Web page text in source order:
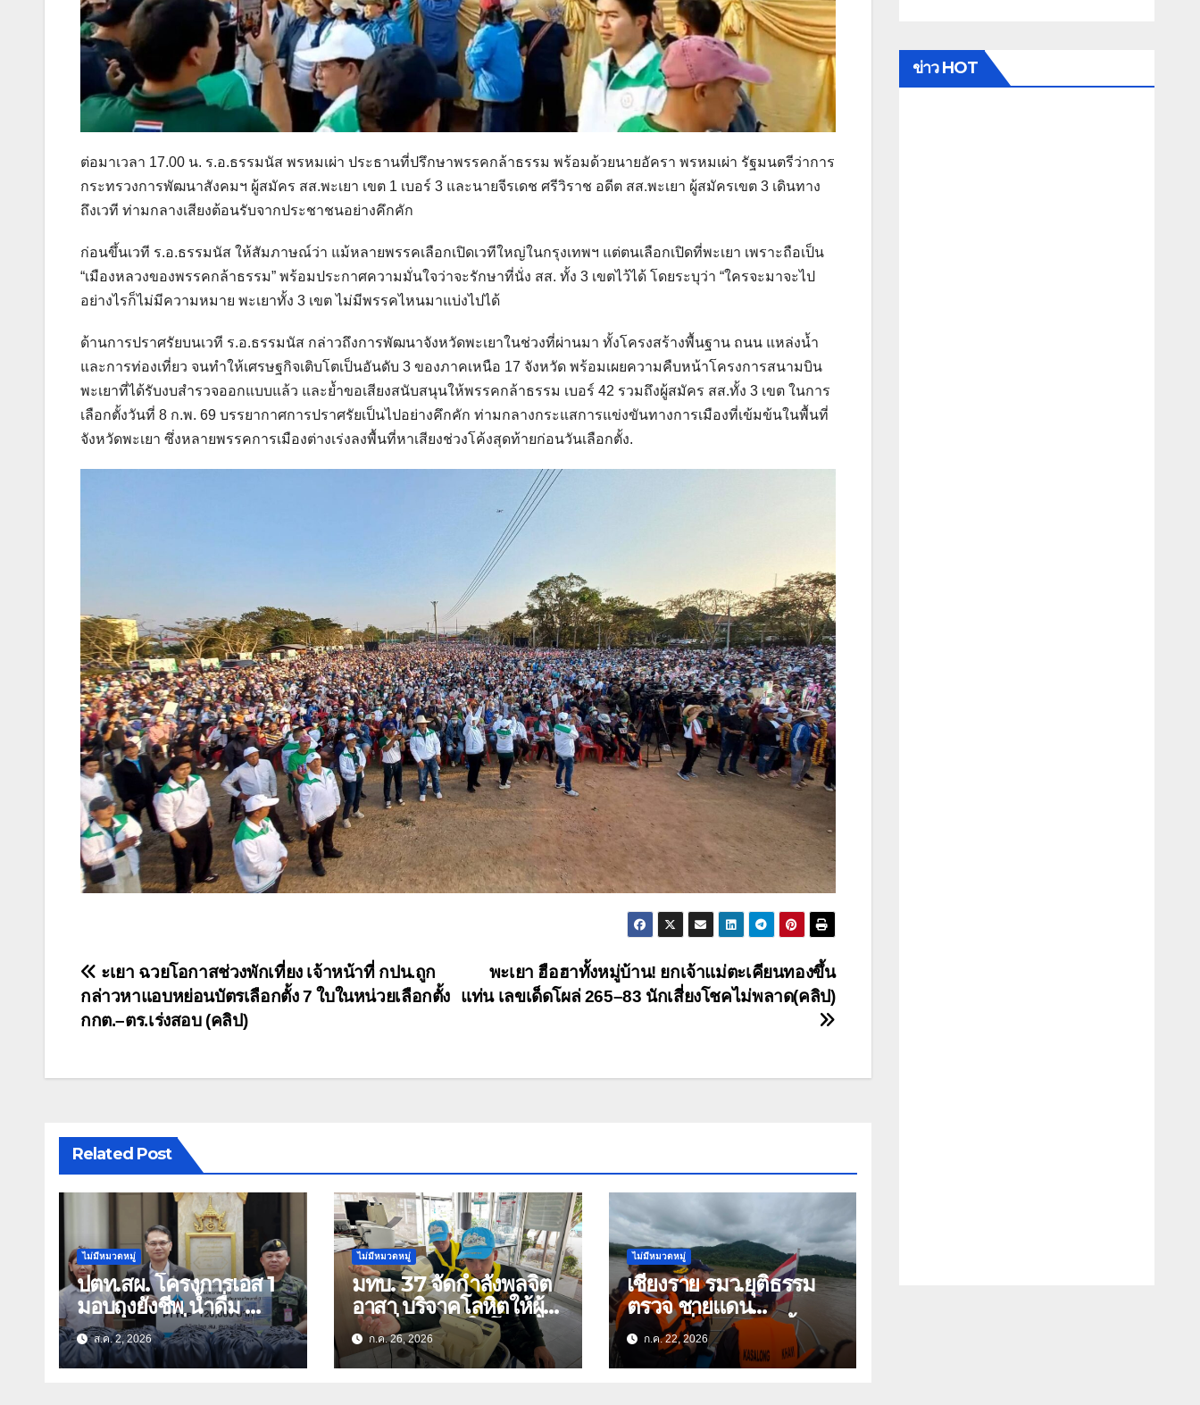
ต่อมาเวลา 17.00 น. ร.อ.ธรรมนัส พรหมเผ่า ประธานที่ปรึกษาพรรคกล้าธรรม พร้อมด้วยนายอัครา พรหมเผ่า รัฐมนตรีว่าการ
กระทรวงการพัฒนาสังคมฯ ผู้สมัคร สส.พะเยา เขต 1 เบอร์ 3 และนายจีรเดช ศรีวิราช อดีต สส.พะเยา ผู้สมัครเขต 3 เดินทาง
ถึงเวที ท่ามกลางเสียงต้อนรับจากประชาชนอย่างคึกคัก
ก่อนขึ้นเวที ร.อ.ธรรมนัส ให้สัมภาษณ์ว่า แม้หลายพรรคเลือกเปิดเวทีใหญ่ในกรุงเทพฯ แต่ตนเลือกเปิดที่พะเยา เพราะถือเป็น
“เมืองหลวงของพรรคกล้าธรรม” พร้อมประกาศความมั่นใจว่าจะรักษาที่นั่ง สส. ทั้ง 3 เขตไว้ได้ โดยระบุว่า “ใครจะมาจะไป
อย่างไรก็ไม่มีความหมาย พะเยาทั้ง 3 เขต ไม่มีพรรคไหนมาแบ่งไปได้
ด้านการปราศรัยบนเวที ร.อ.ธรรมนัส กล่าวถึงการพัฒนาจังหวัดพะเยาในช่วงที่ผ่านมา ทั้งโครงสร้างพื้นฐาน ถนน แหล่งน้ำ
และการท่องเที่ยว จนทำให้เศรษฐกิจเติบโตเป็นอันดับ 3 ของภาคเหนือ 17 จังหวัด พร้อมเผยความคืบหน้าโครงการสนามบิน
พะเยาที่ได้รับงบสำรวจออกแบบแล้ว และย้ำขอเสียงสนับสนุนให้พรรคกล้าธรรม เบอร์ 42 รวมถึงผู้สมัคร สส.ทั้ง 3 เขต ในการ
เลือกตั้งวันที่ 8 ก.พ. 69 บรรยากาศการปราศรัยเป็นไปอย่างคึกคัก ท่ามกลางกระแสการแข่งขันทางการเมืองที่เข้มข้นในพื้นที่
จังหวัดพะเยา ซึ่งหลายพรรคการเมืองต่างเร่งลงพื้นที่หาเสียงช่วงโค้งสุดท้ายก่อนวันเลือกตั้ง.
แนะแนว
เรื่อง
พะเยา ฮือฮาทั้งหมู่บ้าน! ยกเจ้าแม่ตะเคียนทองขึ้น
แท่น เลขเด็ดโผล่ 265–83 นักเสี่ยงโชคไม่พลาด(คลิป)
ะเยา ฉวยโอกาสช่วงพักเที่ยง เจ้าหน้าที่ กปน.ถูก
กล่าวหาแอบหย่อนบัตรเลือกตั้ง 7 ใบในหน่วยเลือกตั้ง
กกต.–ตร.เร่งสอบ (คลิป)
Related Post
ไม่มีหมวดหมู่
ปตท.สผ. โครงการเอส 1
มอบถุงยังชีพ น้ำดื่ม
กองทัพภาคที่ 3 มูลค่า
1.6 ล้านบาท
ส.ค. 2, 2026
ไม่มีหมวดหมู่
มทบ. 37 จัดกำลังพลจิต
อาสา บริจาคโลหิตให้ผู้
ป่วยที่ต้องการใช้โลหิต
อย่างเร่งด่วน เนื่องใน
โอกาสวันเฉลิม
ก.ค. 26, 2026
ไม่มีหมวดหมู่
เชียงราย รมว.ยุติธรรม
ตรวจ ชายแดน
สามเหลี่ยมทองคำ ย้ำ
ไทย–ลาว ผนึกกำลังสกัด
ยาเสพติด
ก.ค. 22, 2026
ข่าว HOT